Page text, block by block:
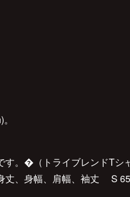
す。�（トライブレンドTシ
、身幅、肩幅、袖丈 S